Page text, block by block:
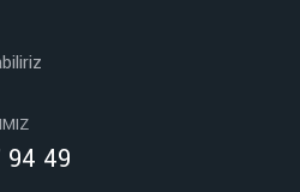
94 49